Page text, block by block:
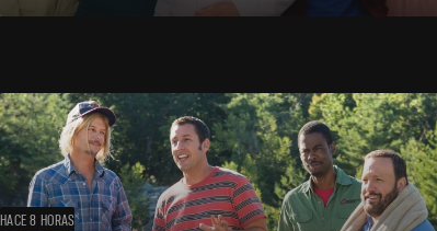
HACE 8 HORAS